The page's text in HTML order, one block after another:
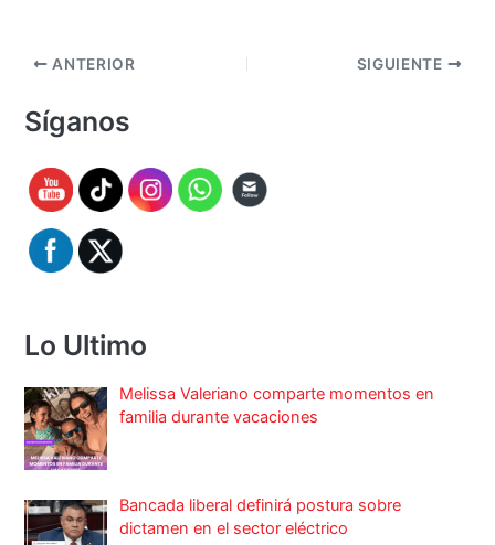
ANTERIOR SIGUIENTE
Síganos
Lo Ultimo
Melissa Valeriano comparte momentos en
familia durante vacaciones
Bancada liberal definirá postura sobre
dictamen en el sector eléctrico